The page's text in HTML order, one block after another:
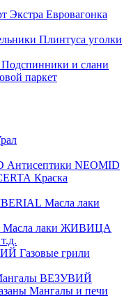
Евровагонка
Плинтуса уголки
Подспинники и слани
паркет
Антисептики NEOMID
Краска
Масла лаки
Масла лаки ЖИВИЦА
Газовые грили
ВЕЗУВИЙ
Мангалы и печи